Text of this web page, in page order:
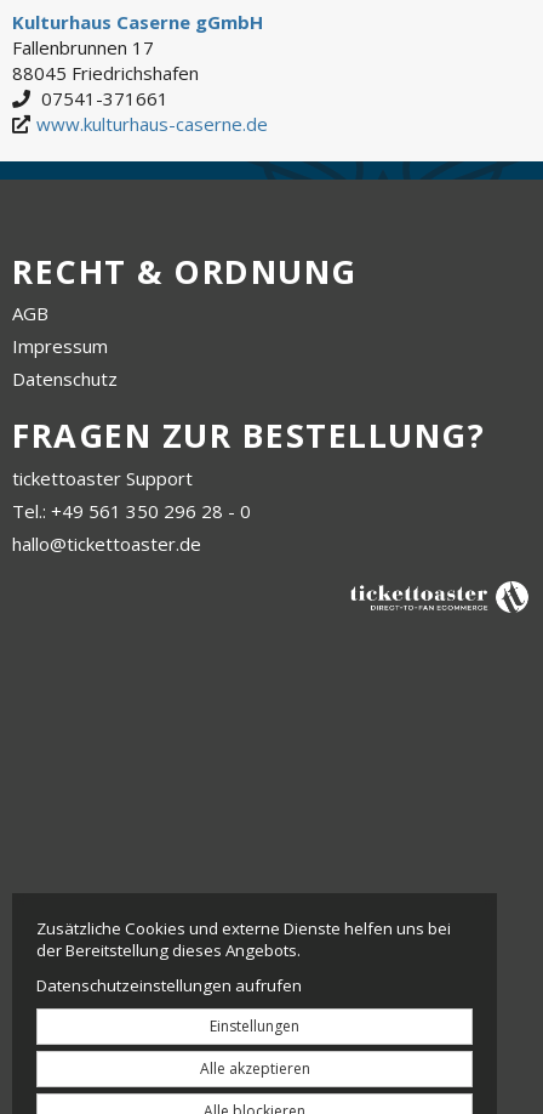
Kulturhaus Caserne gGmbH
Fallenbrunnen 17
88045 Friedrichshafen
07541-371661
www.kulturhaus-caserne.de
RECHT & ORDNUNG
AGB
Impressum
Datenschutz
FRAGEN ZUR BESTELLUNG?
tickettoaster Support
Tel.: +49 561 350 296 28 - 0
hallo@tickettoaster.de
Zusätzliche Cookies und externe Dienste helfen uns bei
der Bereitstellung dieses Angebots.
Datenschutzeinstellungen aufrufen
Einstellungen
Alle akzeptieren